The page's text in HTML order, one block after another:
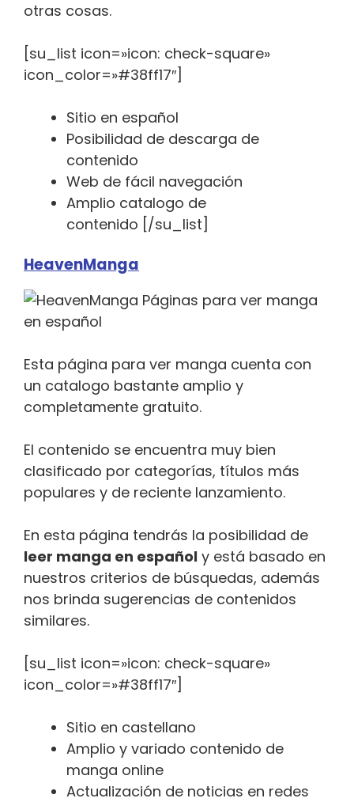
otras cosas.
[su_list icon=»icon: check-square»
icon_color=»#38ff17″]
Sitio en español
Posibilidad de descarga de
contenido
Web de fácil navegación
Amplio catalogo de
contenido [/su_list]
HeavenManga
Esta página para ver manga cuenta con
un catalogo bastante amplio y
completamente gratuito.
El contenido se encuentra muy bien
clasificado por categorías, títulos más
populares y de reciente lanzamiento.
En esta página tendrás la posibilidad de
leer manga en español y está basado en
nuestros criterios de búsquedas, además
nos brinda sugerencias de contenidos
similares.
[su_list icon=»icon: check-square»
icon_color=»#38ff17″]
Sitio en castellano
Amplio y variado contenido de
manga online
Actualización de noticias en redes